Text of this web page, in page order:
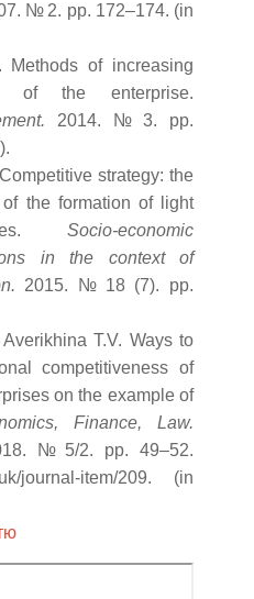
№ 2. pp. 172–174. (in
Methods of increasing
of the enterprise.
2014. № 3. pp.
strategy: the
the formation of light
Socio-economic
in the context of
2015. № 18 (7). pp.
T.V. Ways to
competitiveness of
on the example of
Finance, Law.
№ 5/2. pp. 49–52.
journal-item/209. (in